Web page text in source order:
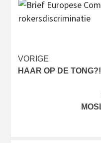
Bericht
navigatie
VORIGE
HAAR OP DE TONG?!